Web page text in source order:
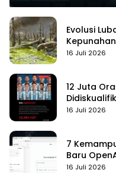
Evolusi
16 Juli 2026
12 Juta
16 Juli 2026
7
Baru
16 Juli 2026